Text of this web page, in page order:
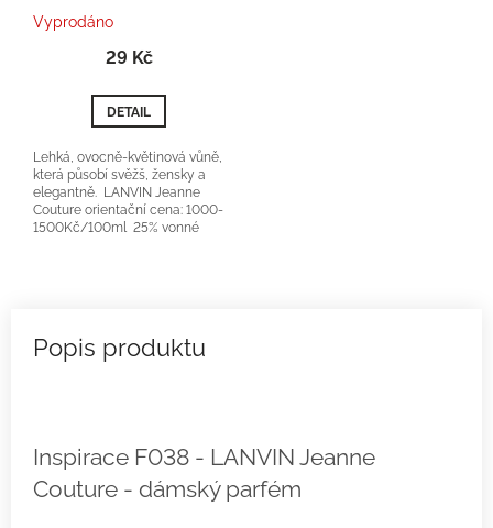
Vyprodáno
29 Kč
DETAIL
Lehká, ovocně-květinová vůně,
která působí svěžš, žensky a
elegantně. LANVIN Jeanne
Couture orientační cena: 1000-
1500Kč/100ml 25% vonné
Inspirace F038 - LANVIN Jeanne
Couture - dámský parfém